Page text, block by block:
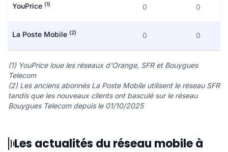
YouPrice (1) 0 0
La Poste Mobile (2) 0 0
(1) YouPrice loue les réseaux d'Orange, SFR et Bouygues
Telecom
(2) Les anciens abonnés La Poste Mobile utilisent le réseau SFR
tandis que les nouveaux clients ont basculé sur le réseau
Bouygues Telecom depuis le 01/10/2025
Les actualités du réseau mobile à